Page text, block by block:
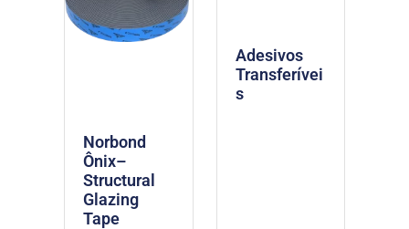
Norbond
Ônix–
Structural
Glazing
Tape
Adesivos
Transferívei
s